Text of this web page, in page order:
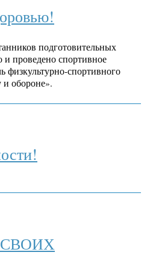
подготовительных
и проведено спортивное
физкультурно-спортивного
и обороне».